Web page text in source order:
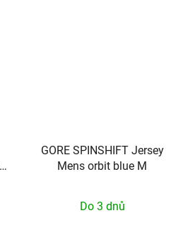
GORE SPINSHIFT Jersey
Mens orbit blue M
Do 3 dnů